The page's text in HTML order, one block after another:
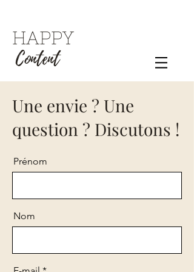
Content
HAPPY
Une envie ? Une
question ? Discutons !
Prénom
Nom